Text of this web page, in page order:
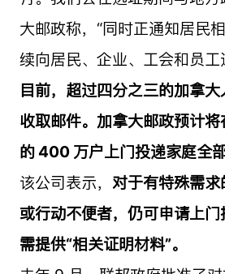
大邮政称，“同时正通知居民
续向居民、企业、工会和员工
目前，超过四分之三的加拿
收取邮件。加拿大邮政预计
的 400 万户上门投递家庭全
该公司表示， 对于有特殊需
或行动不便者，仍可申请上
需提供“相关证明材料”。